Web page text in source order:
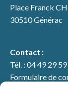
Place Franck
30510 Générac
Contact :
Tél. : 04 49 29
Formulaire de